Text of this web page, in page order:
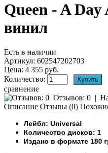
Queen - A Day
винил
Есть в наличии
Артикул: 602547202703
Цена: 4 355 руб.
Количество:
сравнение
Отзывов: 0 |
Описание Отзывы (0)
Лейбл: Universal
Количество дисков: 1
Издано в формате 180